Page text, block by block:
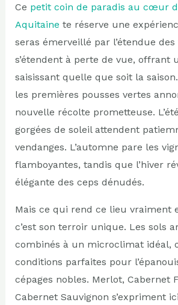
Ce petit coin de paradis au cœur
Aquitaine te réserve une
seras émerveillé par l’étendue
s’étendent à perte de vue, offrant
saisissant quelle que soit la
les premières pousses vertes
nouvelle récolte prometteuse.
gorgées de soleil attendent
vendanges. L’automne pare les
flamboyantes, tandis que l’hiver
élégante des ceps dénudés.
Mais ce qui rend ce lieu vraiment
c’est son terroir unique. Les sols
combinés à un microclimat idéal,
conditions parfaites pour
cépages nobles. Merlot, Cabernet
Cabernet Sauvignon s’expriment